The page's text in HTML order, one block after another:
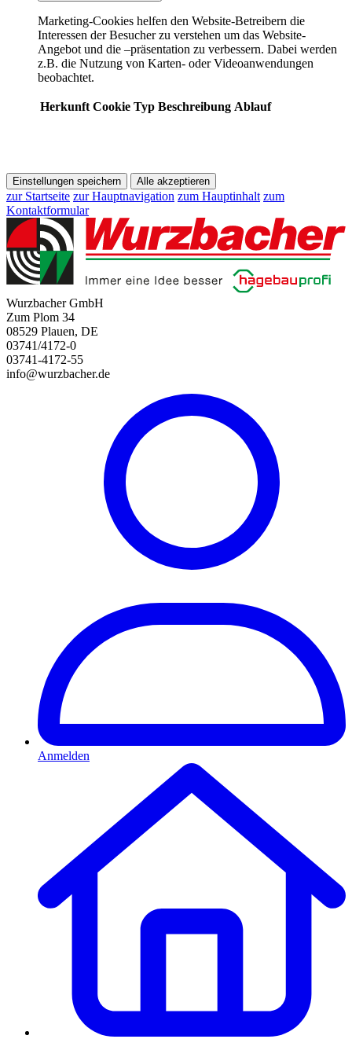
Marketing-Cookies helfen den Website-Betreibern die
Interessen der Besucher zu verstehen um das Website-
Angebot und die –präsentation zu verbessern. Dabei werden
z.B. die Nutzung von Karten- oder Videoanwendungen
beobachtet.
Herkunft Cookie Typ Beschreibung Ablauf
Einstellungen speichern Alle akzeptieren
zur Startseite zur Hauptnavigation zum Hauptinhalt zum
Kontaktformular
Wurzbacher GmbH
Zum Plom 34
08529 Plauen, DE
03741/4172-0
03741-4172-55
info@wurzbacher.de
Anmelden